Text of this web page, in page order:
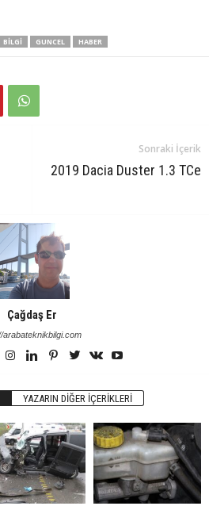
BILGI GUNCEL HABER
Sonraki İçerik
2019 Dacia Duster 1.3 TCe
Çağdaş Er
arabateknikbilgi.com
YAZARIN DIĞER İÇERIKLERI